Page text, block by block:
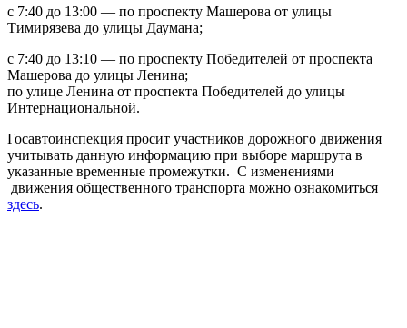
с 7:40 до 13:00 — по проспекту Машерова от улицы
Тимирязева до улицы Даумана;
с 7:40 до 13:10 — по проспекту Победителей от проспекта
Машерова до улицы Ленина;
по улице Ленина от проспекта Победителей до улицы
Интернациональной.
Госавтоинспекция просит участников дорожного движения
учитывать данную информацию при выборе маршрута в
указанные временные промежутки. С изменениями
движения общественного транспорта можно ознакомиться
здесь.